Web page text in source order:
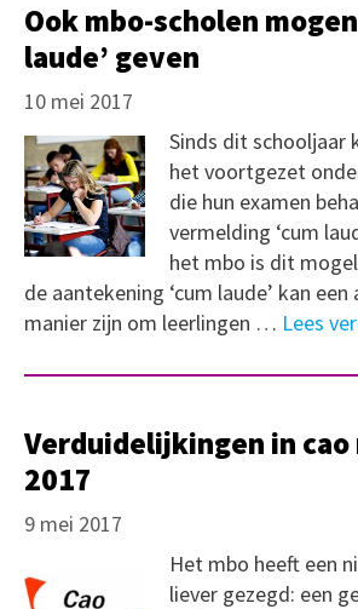
Ook mbo-scholen mogen
laude’ geven
10 mei 2017
Sinds dit schooljaar
het voortgezet
die hun examen
vermelding ‘cum
het mbo is dit
de aantekening ‘cum laude’ kan
manier zijn om leerlingen … Lees
Verduidelijkingen in cao
2017
9 mei 2017
Het mbo heeft een
liever gezegd: een